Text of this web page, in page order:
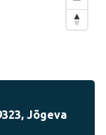
Jõgeva